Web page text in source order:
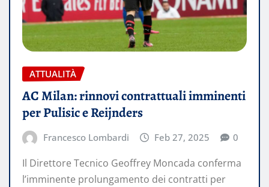
ATTUALITÀ
AC Milan: rinnovi contrattuali imminenti
per Pulisic e Reijnders
Francesco Lombardi Feb 27, 2025 0
Il Direttore Tecnico Geoffrey Moncada conferma
l’imminente prolungamento dei contratti per